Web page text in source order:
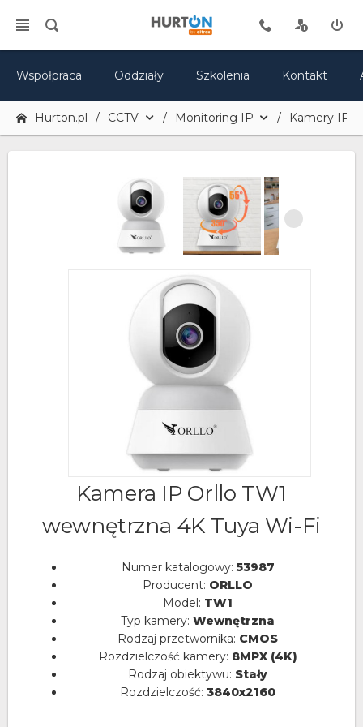
Współpraca Oddziały Szkolenia Kontakt
Hurton.pl CCTV Monitoring IP Kamery IP
Kamera IP Orllo TW1
wewnętrzna 4K Tuya Wi-Fi
Numer katalogowy: 53987
Producent: ORLLO
Model: TW1
Typ kamery: Wewnętrzna
Rodzaj przetwornika: CMOS
Rozdzielczość kamery: 8MPX (4K)
Rodzaj obiektywu: Stały
Rozdzielczość: 3840x2160